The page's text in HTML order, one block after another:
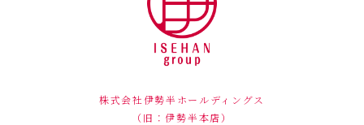
株式会社伊勢半ホールディングス
（旧：伊勢半本店）